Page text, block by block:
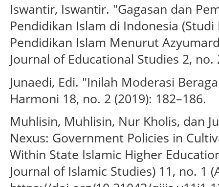
Iswantir, Iswantir. "Gagasan dan
Pendidikan Islam di Indonesia
Pendidikan Islam Menurut
Journal of Educational Studies 2, no.
Junaedi, Edi. "Inilah Moderasi
Harmoni 18, no. 2 (2019): 182–186.
Muhlisin, Muhlisin, Nur Kholis, dan
Nexus: Government Policies in
Within State Islamic Higher
Journal of Islamic Studies) 11, no. 1